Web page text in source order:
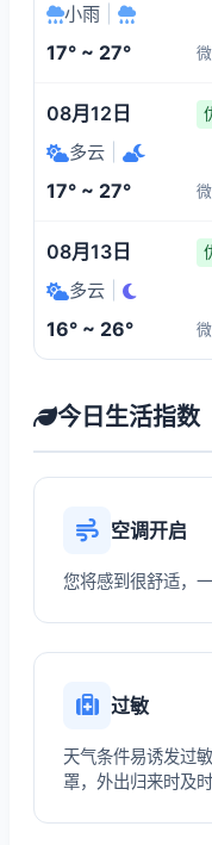
小雨
17° ~ 27°
08月12日
多云
17° ~ 27°
08月13日
多云
16° ~ 26°
今日生活指数
空调开启
您将感到很舒适，
过敏
天气条件易诱发过
罩，外出归来时及